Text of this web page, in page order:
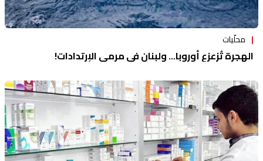
محلّيات
الهجرة تُزعزع أوروبا... ولبنان في مرمى الإرتدادات!